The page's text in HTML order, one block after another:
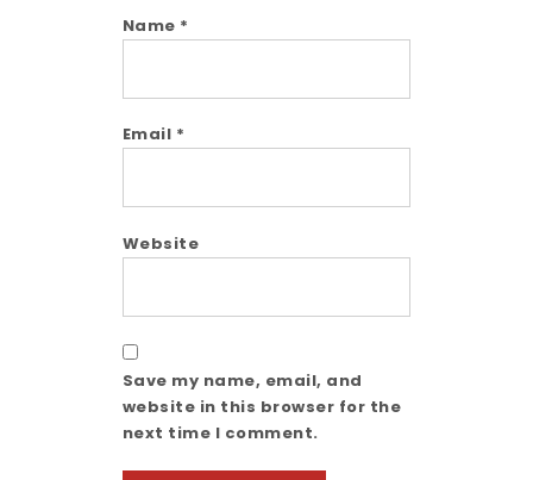
Name *
Email *
Website
Save my name, email, and
website in this browser for the
next time I comment.